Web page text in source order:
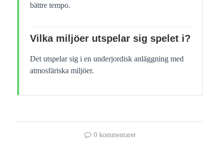
bättre tempo.
Vilka miljöer utspelar sig spelet i?
Det utspelar sig i en underjordisk anläggning med
atmosfäriska miljöer.
0 kommentarer